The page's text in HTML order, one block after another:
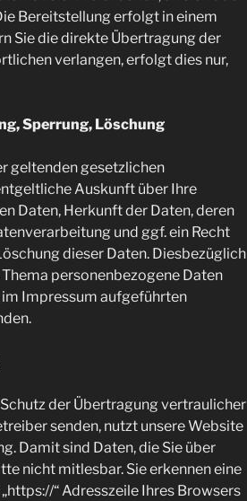
Bereitstellung erfolgt in einem
Sie die direkte Übertragung der
verlangen, erfolgt dies nur,
Sperrung, Löschung
geltenden gesetzlichen
Auskunft über Ihre
Daten, Herkunft der Daten, deren
und ggf. ein Recht
dieser Daten. Diesbezüglich
personenbezogene Daten
Impressum aufgeführten
der Übertragung vertraulicher
senden, nutzt unsere Website
Damit sind Daten, die Sie über
nicht mitlesbar. Sie erkennen eine
“ Adresszeile Ihres Browsers